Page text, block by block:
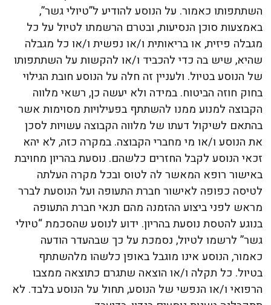
השתתפותו כאמור. על הנוסע להודיע ל”טיולי גשר”,
באמצעות סוכן הנסיעות, ובטרם הרשמתו לטיול על כל
מגבלה פיזית, או בריאותית ו/או נפשית ו/או כל מגבלה
שהיא, שיש בה כדי להכביד ו/או להקשות על השתתפותו
של הנוסע בטיול. ולעניין זה חלה על הנוסע חובת הגילוי
בחוק חוזה הביטוח. במידה ולא יעשה כן, רשאי מלווה
הקבוצה למנוע ממנו להשתתף בפעילויות מסוימות אשר
בהתאם לשיקול דעתו של מלווה הקבוצה עשויות לסכן
את הנוסע ו/או מי מחברי הקבוצה. במקרה כזה, לא יהא
זכאי הנוסע לקבל החזרים כלשהם. נוסעת בהריון מחויבת
באישור רופא המאשר לה לטוס ובכל מקרה העלתה
לטיסה כפופה לאישור חברת התעופה ועל הנוסעת לברר
מראש לפני ביצוע ההזמנה מהם תנאי חברת התעופה
בנוגע להטסת נוסעת בהריון. ידוע לנוסע שהסכמת “טיולי
גשר” לרשמו לטיול, נסמכת על כך שבהעדר הודעה
כאמור, הנוסע אינו מוגבל באופן כלשהו מלהשתתף
בטיול. כל תקלה ו/או הוצאה שתגרם כתוצאה ממצבו
הרפואי ו/או הנפשי של הנוסע, תחול על הנוסע בלבד. לא